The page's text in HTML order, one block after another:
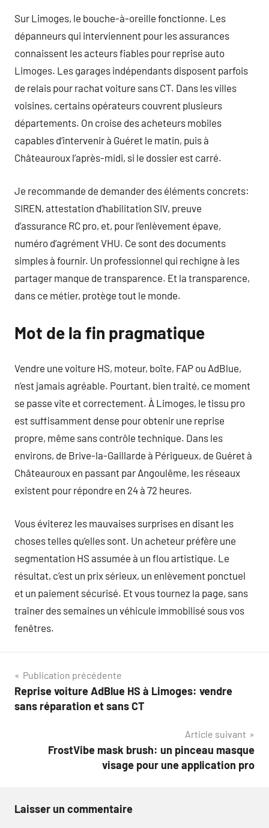
Sur Limoges, le bouche-à-oreille fonctionne. Les
dépanneurs qui interviennent pour les assurances
connaissent les acteurs fiables pour reprise auto
Limoges. Les garages indépendants disposent parfois
de relais pour rachat voiture sans CT. Dans les villes
voisines, certains opérateurs couvrent plusieurs
départements. On croise des acheteurs mobiles
capables d’intervenir à Guéret le matin, puis à
Châteauroux l’après-midi, si le dossier est carré.
Je recommande de demander des éléments concrets:
SIREN, attestation d’habilitation SIV, preuve
d’assurance RC pro, et, pour l’enlèvement épave,
numéro d’agrément VHU. Ce sont des documents
simples à fournir. Un professionnel qui rechigne à les
partager manque de transparence. Et la transparence,
dans ce métier, protège tout le monde.
Mot de la fin pragmatique
Vendre une voiture HS, moteur, boîte, FAP ou AdBlue,
n’est jamais agréable. Pourtant, bien traité, ce moment
se passe vite et correctement. À Limoges, le tissu pro
est suffisamment dense pour obtenir une reprise
propre, même sans contrôle technique. Dans les
environs, de Brive-la-Gaillarde à Périgueux, de Guéret à
Châteauroux en passant par Angoulême, les réseaux
existent pour répondre en 24 à 72 heures.
Vous éviterez les mauvaises surprises en disant les
choses telles qu’elles sont. Un acheteur préfère une
segmentation HS assumée à un flou artistique. Le
résultat, c’est un prix sérieux, un enlèvement ponctuel
et un paiement sécurisé. Et vous tournez la page, sans
traîner des semaines un véhicule immobilisé sous vos
fenêtres.
Navigation
de
Publication précédente
Reprise voiture AdBlue HS à Limoges: vendre
sans réparation et sans CT
Article suivant
FrostVibe mask brush: un pinceau masque
visage pour une application pro
Laisser un commentaire